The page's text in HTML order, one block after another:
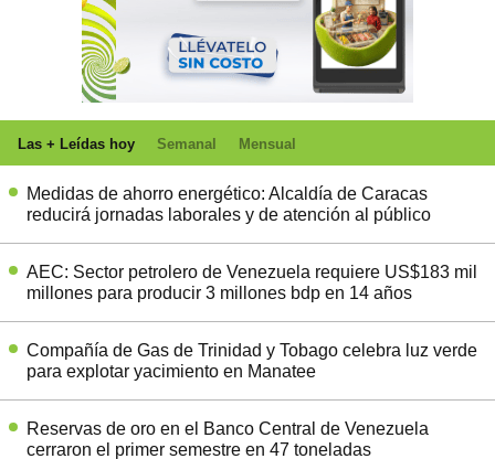
Las + Leídas hoy Semanal Mensual
Medidas de ahorro energético: Alcaldía de Caracas
reducirá jornadas laborales y de atención al público
AEC: Sector petrolero de Venezuela requiere US$183 mil
millones para producir 3 millones bdp en 14 años
Compañía de Gas de Trinidad y Tobago celebra luz verde
para explotar yacimiento en Manatee
Reservas de oro en el Banco Central de Venezuela
cerraron el primer semestre en 47 toneladas